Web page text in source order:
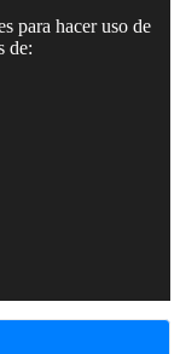
para hacer uso de
de: